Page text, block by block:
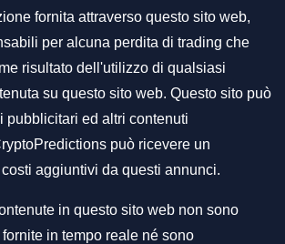
fornita attraverso questo sito web,
per alcuna perdita di trading che
risultato dell'utilizzo di qualsiasi
su questo sito web. Questo sito può
pubblicitari ed altri contenuti
può ricevere un
aggiuntivi da questi annunci.
in questo sito web non sono
in tempo reale né sono